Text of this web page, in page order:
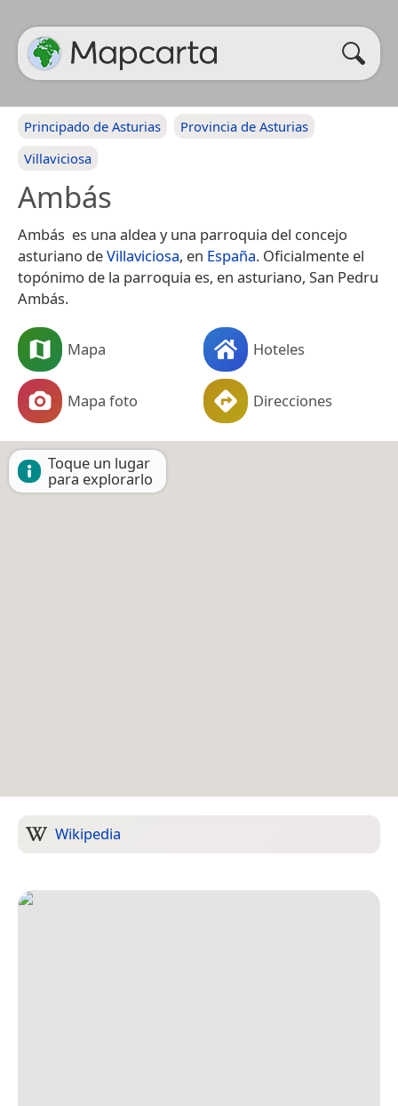
Principado de Asturias
Provincia de Asturias
Villaviciosa
Ambás
Ambás ​ es una aldea y una parroquia del concejo
asturiano deVillaviciosa, en España. Oficialmente el
topónimo de la parroquia es, en asturiano, San Pedru
Ambás.
Mapa Hoteles
Mapa foto Direcciones
Toque un lugar
para explorarlo
Wikipedia